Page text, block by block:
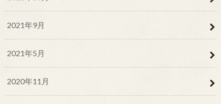
2021年9月
2021年5月
2020年11月